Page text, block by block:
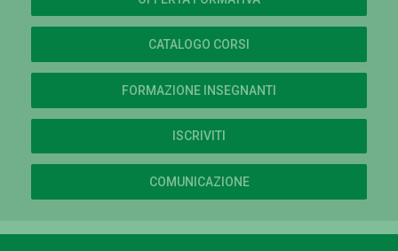
CATALOGO CORSI
FORMAZIONE INSEGNANTI
ISCRIVITI
COMUNICAZIONE